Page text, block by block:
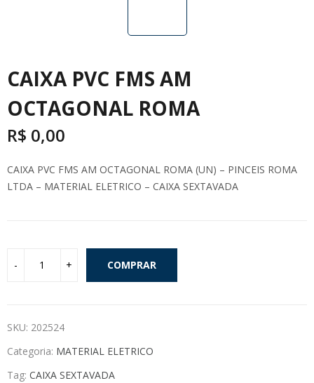
CAIXA PVC FMS AM
OCTAGONAL ROMA
R$ 0,00
CAIXA PVC FMS AM OCTAGONAL ROMA (UN) – PINCEIS ROMA
LTDA – MATERIAL ELETRICO – CAIXA SEXTAVADA
COMPRAR
SKU: 202524
Categoria: MATERIAL ELETRICO
Tag: CAIXA SEXTAVADA